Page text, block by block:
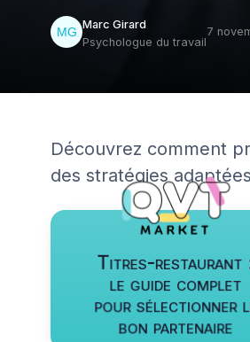
Marc Girard
Psychologue du travail
7
Découvrez comment
des stratégies
Titres-restaurant
le guide complet
pour sélectionner
bon partenaire